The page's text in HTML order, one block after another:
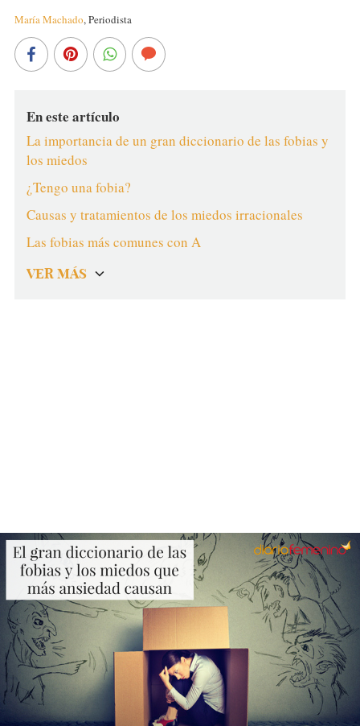
María Machado, Periodista
En este artículo
La importancia de un gran diccionario de las fobias y
los miedos
¿Tengo una fobia?
Causas y tratamientos de los miedos irracionales
Las fobias más comunes con A